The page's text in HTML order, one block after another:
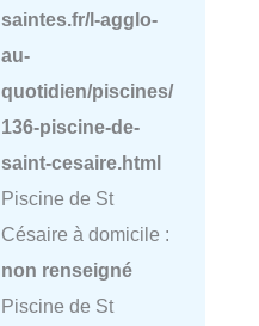
saintes.fr/l-agglo-
au-
quotidien/piscines/
136-piscine-de-
saint-cesaire.html
Piscine de St
Césaire à domicile :
non renseigné
Piscine de St